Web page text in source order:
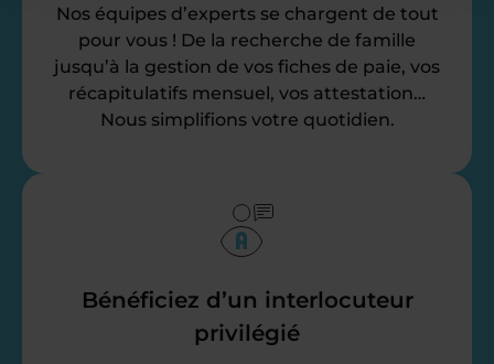
Nos équipes d’experts se chargent de tout
pour vous ! De la recherche de famille
jusqu’à la gestion de vos fiches de paie, vos
récapitulatifs mensuel, vos attestation…
Nous simplifions votre quotidien.
Bénéficiez d’un interlocuteur
privilégié